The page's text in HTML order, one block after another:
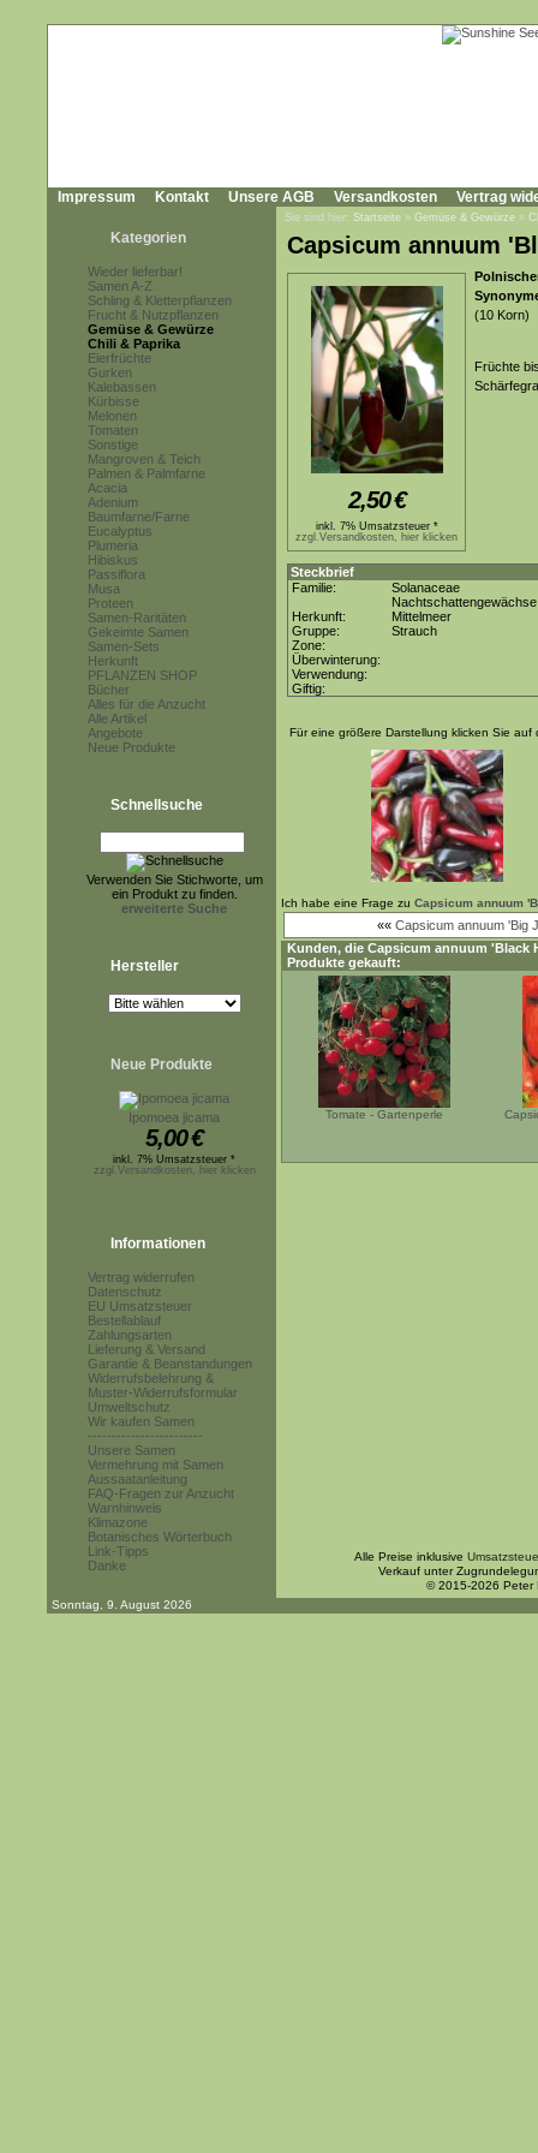
Impressum Kontakt Unsere AGB Versandkosten Vertrag
Kategorien
Wieder lieferbar!
Samen A-Z
Schling & Kletterpflanzen
Frucht & Nutzpflanzen
Gemüse & Gewürze
Chili & Paprika
Eierfrüchte
Gurken
Kalebassen
Kürbisse
Melonen
Tomaten
Sonstige
Mangroven & Teich
Palmen & Palmfarne
Acacia
Adenium
Baumfarne/Farne
Eucalyptus
Plumeria
Hibiskus
Passiflora
Musa
Proteen
Samen-Raritäten
Gekeimte Samen
Samen-Sets
Herkunft
PFLANZEN SHOP
Bücher
Alles für die Anzucht
Alle Artikel
Angebote
Neue Produkte
Schnellsuche
Verwenden Sie Stichworte, um
ein Produkt zu finden.
erweiterte Suche
Hersteller
Neue Produkte
Ipomoea jicama
5,00€
inkl. 7% Umsatzsteuer *
zzgl.Versandkosten, hier klicken
Informationen
Vertrag widerrufen
Datenschutz
EU Umsatzsteuer
Bestellablauf
Zahlungsarten
Lieferung & Versand
Garantie & Beanstandungen
Widerrufsbelehrung &
Muster-Widerrufsformular
Umweltschutz
Wir kaufen Samen
------------------------
Unsere Samen
Vermehrung mit Samen
Aussaatanleitung
FAQ-Fragen zur Anzucht
Warnhinweis
Klimazone
Botanisches Wörterbuch
Link-Tipps
Danke
Sie sind hier: Startseite » Gemüse & Gewürze »
Capsicum annuum
2,50€
inkl. 7% Umsatzsteuer *
zzgl.Versandkosten, hier klicken
(10 Korn)
Früchte
Steckbrief
Familie:
Solanaceae
Nachtschattengewächse
Herkunft:
Mittelmeer
Gruppe:
Strauch
Zone:
Überwinterung:
Verwendung:
Giftig:
Für eine größere Darstellung klicken Sie auf
Ich habe eine Frage zu Capsicum annuum
«« Capsicum annuum 'Big
Kunden, die Capsicum annuum 'Black
Produkte gekauft:
Tomate - Gartenperle
Alle Preise inklusive
Verkauf unter
© 2015-2026 Peter
Sonntag, 9. August 2026